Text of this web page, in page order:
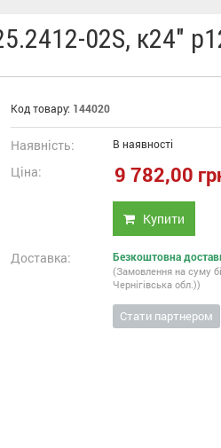
02S, к24"
Код товару: 144020
Наявність: В наявності
Ціна: 9 782,00
Купити
Доставка: Безкоштовна
(Замовлення на суму
Чернігівська обл.))
Стати партнером